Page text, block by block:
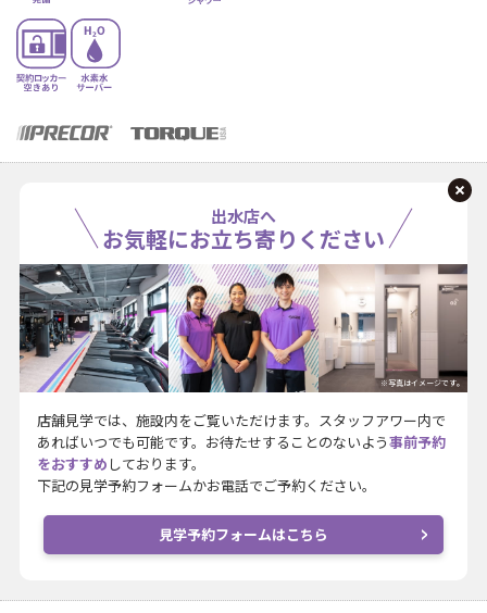
出水店へ
お気軽にお立ち寄りください
※写真はイメージです。
店舗見学では、施設内をご覧いただけます。スタッフアワー内で
あればいつでも可能です。お待たせすることのないよう事前予約
をおすすめ しております。
下記の見学予約フォームかお電話でご予約ください。
見学予約フォームはこちら